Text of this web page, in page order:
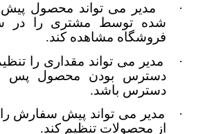
·
مدیر می تواند محصول
شده توسط مشتری را در
فروشگاه مشاهده کند.
·
مدیر می تواند مقداری را
دسترس بودن محصول پس
دسترس باشد.
·
مدیر می تواند پیش سفارش
از محصولات تنظیم کند.